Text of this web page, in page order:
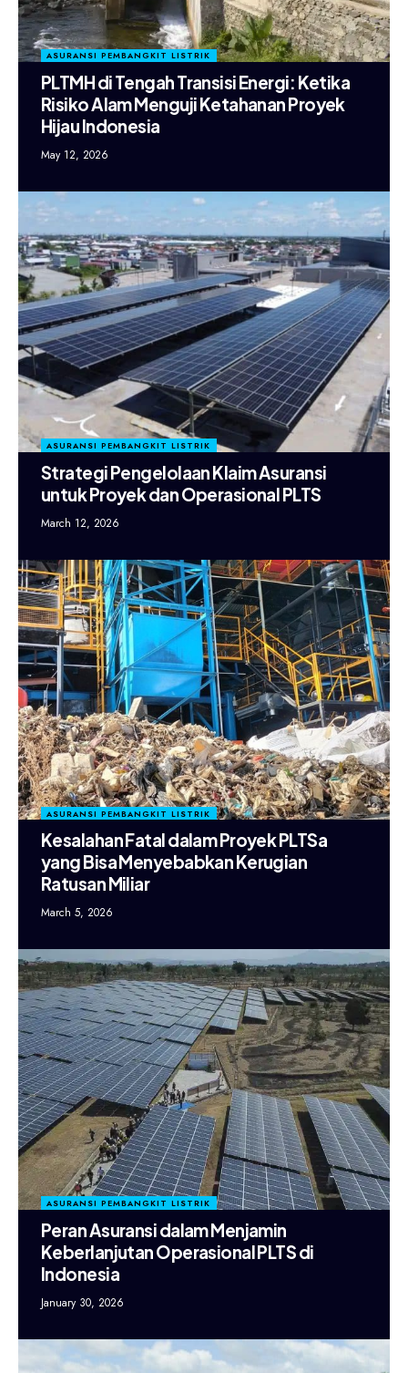
ASURANSI PEMBANGKIT LISTRIK
PLTMH di Tengah Transisi Energi: Ketika
Risiko Alam Menguji Ketahanan Proyek
Hijau Indonesia
May 12, 2026
ASURANSI PEMBANGKIT LISTRIK
Strategi Pengelolaan Klaim Asuransi
untuk Proyek dan Operasional PLTS
March 12, 2026
ASURANSI PEMBANGKIT LISTRIK
Kesalahan Fatal dalam Proyek PLTSa
yang Bisa Menyebabkan Kerugian
Ratusan Miliar
March 5, 2026
ASURANSI PEMBANGKIT LISTRIK
Peran Asuransi dalam Menjamin
Keberlanjutan Operasional PLTS di
Indonesia
January 30, 2026